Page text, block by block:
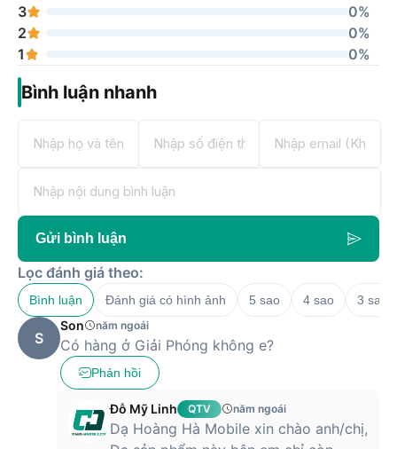
3
0%
2
0%
1
0%
Bình luận nhanh
Gửi bình luận
Lọc đánh giá theo:
Bình luận Đánh giá có hình ảnh 5 sao 4 sao 3 sao
S
Son năm ngoái
Có hàng ở Giải Phóng không e?
Phản hồi
Đỗ Mỹ Linh QTV năm ngoái
Dạ Hoàng Hà Mobile xin chào anh/chị,